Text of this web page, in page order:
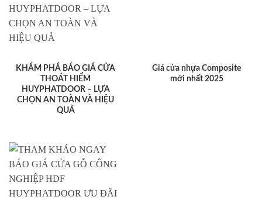
KHÁM PHÁ BÁO GIÁ CỬA
THOÁT HIỂM
HUYPHATDOOR – LỰA
CHỌN AN TOÀN VÀ HIỆU
QUẢ
Giá cửa nhựa Composite
mới nhất 2025